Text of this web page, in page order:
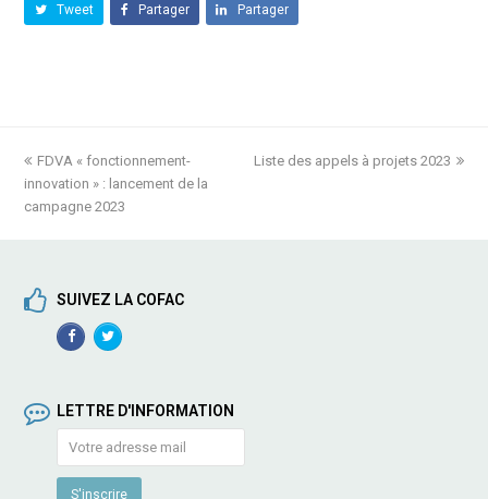
Tweet Partager Partager
previous
post:
FDVA « fonctionnement-
innovation » : lancement de la
campagne 2023
next
Liste des appels à projets 2023
SUIVEZ LA COFAC
FacebookTwitterProfile
LETTRE D'INFORMATION